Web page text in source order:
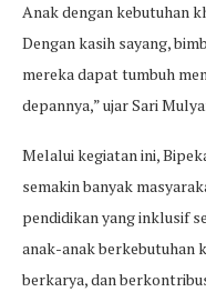
Anak dengan kebutuhan
Dengan kasih sayang,
mereka dapat tumbuh
depannya,” ujar Sari
Melalui kegiatan ini,
semakin banyak
pendidikan yang inklusif
anak-anak berkebutuhan
berkarya, dan